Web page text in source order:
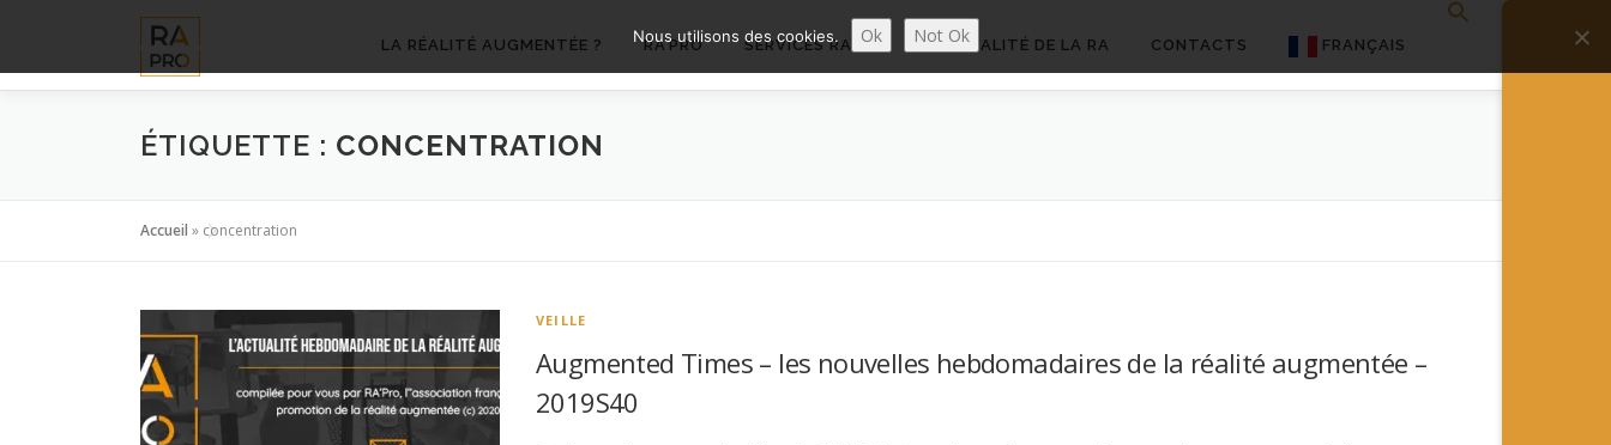
contenu
LA RÉALITÉ AUGMENTÉE ? RA’PRO SERVICES RA’PRO ACTUALITÉ DE LA RA CONTACTS FRANÇAIS
Español
ÉTIQUETTE : CONCENTRATION
Accueil » concentration
VEILLE
Augmented Times – les nouvelles hebdomadaires de la réalité augmentée –
2019S40
Nous utilisons des cookies. Ok Not Ok